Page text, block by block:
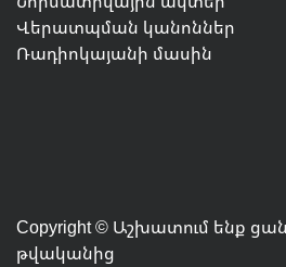
Վերատպման կանոններ
Ռադիոկայանի մասին
Copyright © Աշխատում ենք
թվականից